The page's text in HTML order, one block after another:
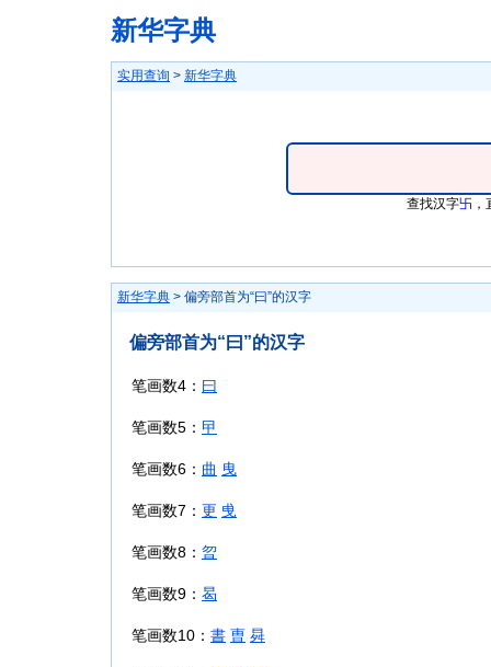
新华字典
实用查询 > 新华字典
查找汉字卐
新华字典 > 偏旁部首为“曰”的汉字
偏旁部首为“曰”的汉字
笔画数4： 曰
笔画数5： 曱
笔画数6： 曲 曳
笔画数7： 更 曵
笔画数8： 曶
笔画数9： 曷
笔画数10： 書 曺 曻